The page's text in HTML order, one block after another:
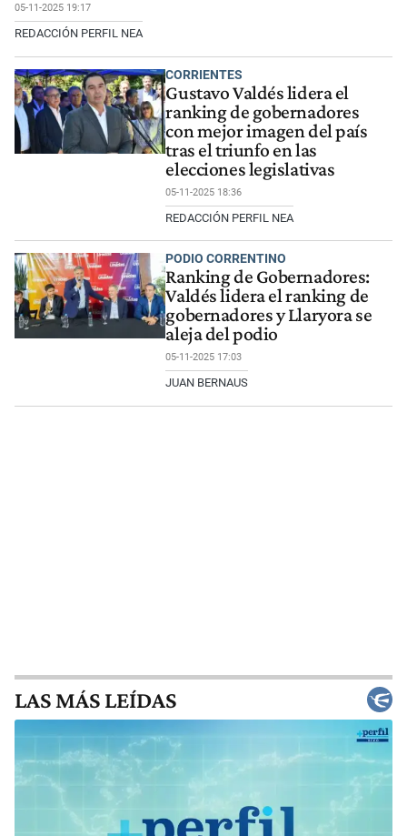
05-11-2025 19:17
REDACCIÓN PERFIL NEA
CORRIENTES
Gustavo Valdés lidera el
ranking de gobernadores
con mejor imagen del país
tras el triunfo en las
elecciones legislativas
05-11-2025 18:36
REDACCIÓN PERFIL NEA
PODIO CORRENTINO
Ranking de Gobernadores:
Valdés lidera el ranking de
gobernadores y Llaryora se
aleja del podio
05-11-2025 17:03
JUAN BERNAUS
LAS MÁS LEÍDAS